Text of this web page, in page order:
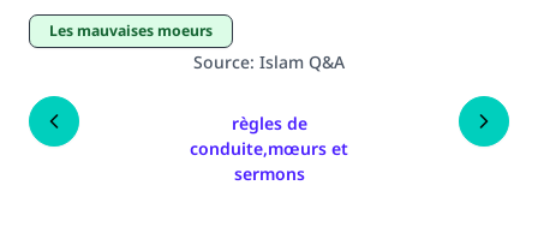
Les mauvaises moeurs
Source: Islam Q&A
règles de
conduite,mœurs et
sermons